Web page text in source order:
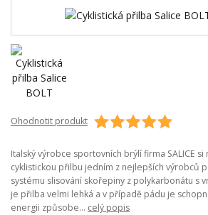
Ohodnotit produkt
Italský výrobce sportovních brýlí firma SALICE
cyklistickou přilbu jedním z nejlepších výrobců
systému slisování skořepiny z polykarbonátu s
je přilba velmi lehká a v případě pádu je
energii způsobe... celý popis